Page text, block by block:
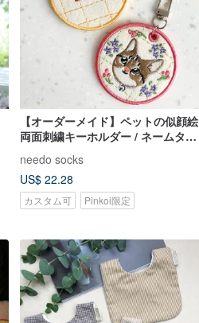
【オーダーメイド】ペットの似顔絵
両面刺繍キーホルダー / ネームタグ /
迷子札
needo socks
US$ 22.28
カスタム可 Pinkoi限定